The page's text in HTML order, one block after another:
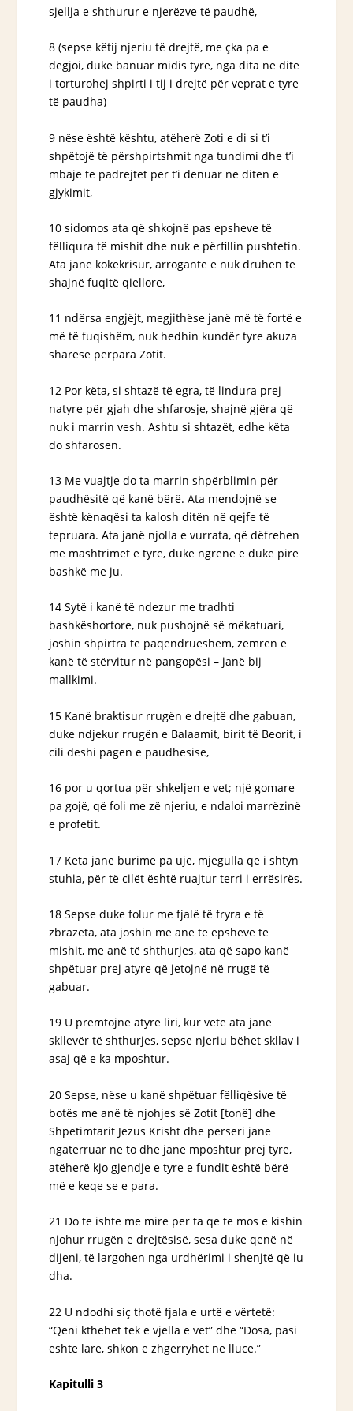
sjellja e shthurur e njerëzve të paudhë,
8 (sepse këtij njeriu të drejtë, me çka pa e
dëgjoi, duke banuar midis tyre, nga dita në ditë
i torturohej shpirti i tij i drejtë për veprat e tyre
të paudha)
9 nëse është kështu, atëherë Zoti e di si t’i
shpëtojë të përshpirtshmit nga tundimi dhe t’i
mbajë të padrejtët për t’i dënuar në ditën e
gjykimit,
10 sidomos ata që shkojnë pas epsheve të
fëlliqura të mishit dhe nuk e përfillin pushtetin.
Ata janë kokëkrisur, arrogantë e nuk druhen të
shajnë fuqitë qiellore,
11 ndërsa engjëjt, megjithëse janë më të fortë e
më të fuqishëm, nuk hedhin kundër tyre akuza
sharëse përpara Zotit.
12 Por këta, si shtazë të egra, të lindura prej
natyre për gjah dhe shfarosje, shajnë gjëra që
nuk i marrin vesh. Ashtu si shtazët, edhe këta
do shfarosen.
13 Me vuajtje do ta marrin shpërblimin për
paudhësitë që kanë bërë. Ata mendojnë se
është kënaqësi ta kalosh ditën në qejfe të
tepruara. Ata janë njolla e vurrata, që dëfrehen
me mashtrimet e tyre, duke ngrënë e duke pirë
bashkë me ju.
14 Sytë i kanë të ndezur me tradhti
bashkëshortore, nuk pushojnë së mëkatuari,
joshin shpirtra të paqëndrueshëm, zemrën e
kanë të stërvitur në pangopësi – janë bij
mallkimi.
15 Kanë braktisur rrugën e drejtë dhe gabuan,
duke ndjekur rrugën e Balaamit, birit të Beorit, i
cili deshi pagën e paudhësisë,
16 por u qortua për shkeljen e vet; një gomare
pa gojë, që foli me zë njeriu, e ndaloi marrëzinë
e profetit.
17 Këta janë burime pa ujë, mjegulla që i shtyn
stuhia, për të cilët është ruajtur terri i errësirës.
18 Sepse duke folur me fjalë të fryra e të
zbrazëta, ata joshin me anë të epsheve të
mishit, me anë të shthurjes, ata që sapo kanë
shpëtuar prej atyre që jetojnë në rrugë të
gabuar.
19 U premtojnë atyre liri, kur vetë ata janë
skllevër të shthurjes, sepse njeriu bëhet skllav i
asaj që e ka mposhtur.
20 Sepse, nëse u kanë shpëtuar fëlliqësive të
botës me anë të njohjes së Zotit [tonë] dhe
Shpëtimtarit Jezus Krisht dhe përsëri janë
ngatërruar në to dhe janë mposhtur prej tyre,
atëherë kjo gjendje e tyre e fundit është bërë
më e keqe se e para.
21 Do të ishte më mirë për ta që të mos e kishin
njohur rrugën e drejtësisë, sesa duke qenë në
dijeni, të largohen nga urdhërimi i shenjtë që iu
dha.
22 U ndodhi siç thotë fjala e urtë e vërtetë:
“Qeni kthehet tek e vjella e vet” dhe “Dosa, pasi
është larë, shkon e zhgërryhet në llucë.”
Kapitulli 3